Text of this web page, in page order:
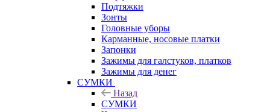
Подтяжки
Зонты
Головные уборы
Карманные, носовые платки
Запонки
Зажимы для галстуков, платков
Зажимы для денег
СУМКИ
Назад
СУМКИ